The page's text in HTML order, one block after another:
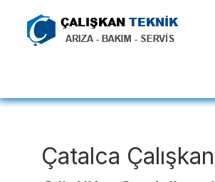
Çatalca Çalışkan